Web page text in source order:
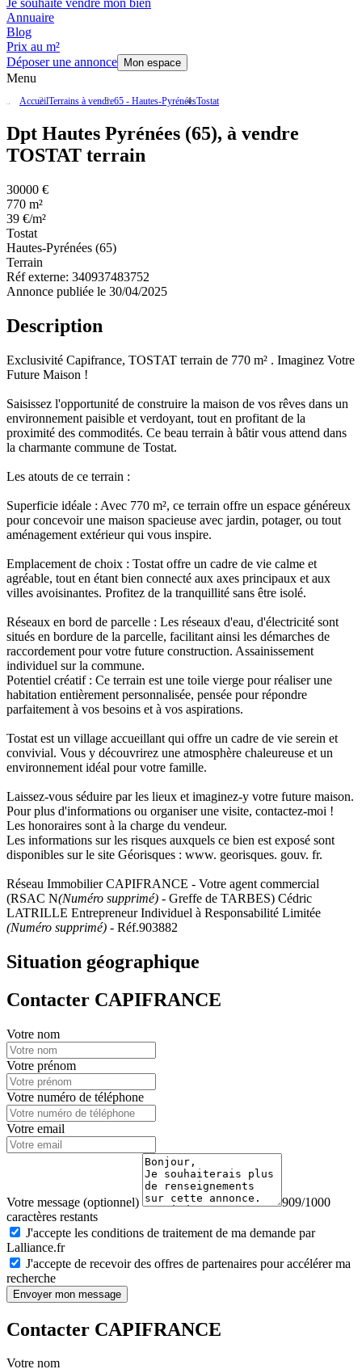
Je souhaite vendre mon bien
Annuaire
Blog
Prix au m²
Déposer une annonce
Mon espace
Menu
AccueilTerrains à vendre65 - Hautes-PyrénéesTostat
Dpt Hautes Pyrénées (65), à vendre
TOSTAT terrain
30000 €
770 m²
39 €/m²
Tostat
Hautes-Pyrénées (65)
Terrain
Réf externe: 340937483752
Annonce publiée le 30/04/2025
Description
Exclusivité Capifrance, TOSTAT terrain de 770 m² . Imaginez Votre
Future Maison !
Saisissez l'opportunité de construire la maison de vos rêves dans un
environnement paisible et verdoyant, tout en profitant de la
proximité des commodités. Ce beau terrain à bâtir vous attend dans
la charmante commune de Tostat.
Les atouts de ce terrain :
Superficie idéale : Avec 770 m², ce terrain offre un espace généreux
pour concevoir une maison spacieuse avec jardin, potager, ou tout
aménagement extérieur qui vous inspire.
Emplacement de choix : Tostat offre un cadre de vie calme et
agréable, tout en étant bien connecté aux axes principaux et aux
villes avoisinantes. Profitez de la tranquillité sans être isolé.
Réseaux en bord de parcelle : Les réseaux d'eau, d'électricité sont
situés en bordure de la parcelle, facilitant ainsi les démarches de
raccordement pour votre future construction. Assainissement
individuel sur la commune.
Potentiel créatif : Ce terrain est une toile vierge pour réaliser une
habitation entièrement personnalisée, pensée pour répondre
parfaitement à vos besoins et à vos aspirations.
Tostat est un village accueillant qui offre un cadre de vie serein et
convivial. Vous y découvrirez une atmosphère chaleureuse et un
environnement idéal pour votre famille.
Laissez-vous séduire par les lieux et imaginez-y votre future maison.
Pour plus d'informations ou organiser une visite, contactez-moi !
Les honoraires sont à la charge du vendeur.
Les informations sur les risques auxquels ce bien est exposé sont
disponibles sur le site Géorisques : www. georisques. gouv. fr.
Réseau Immobilier CAPIFRANCE - Votre agent commercial
(RSAC N(Numéro supprimé) - Greffe de TARBES) Cédric
LATRILLE Entrepreneur Individuel à Responsabilité Limitée
(Numéro supprimé) - Réf.903882
Situation géographique
Contacter CAPIFRANCE
Votre nom
Votre prénom
Votre numéro de téléphone
Votre email
Votre message (optionnel)
909/1000
caractères restants
J'accepte les conditions de traitement de ma demande par
Lalliance.fr
J'accepte de recevoir des offres de partenaires pour accélérer ma
recherche
Envoyer mon message
Contacter CAPIFRANCE
Votre nom